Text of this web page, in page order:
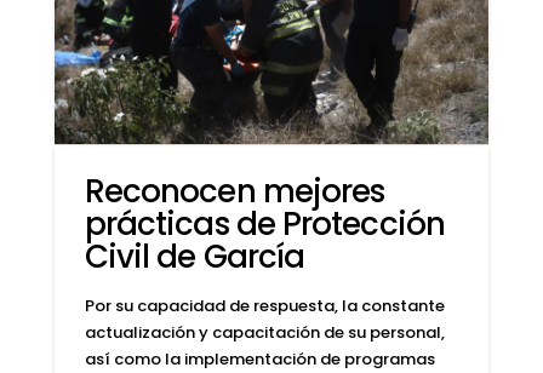
Reconocen mejores
prácticas de Protección
Civil de García
Por su capacidad de respuesta, la constante
actualización y capacitación de su personal,
así como la implementación de programas